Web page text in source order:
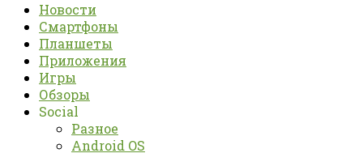
Новости
Смартфоны
Планшеты
Приложения
Игры
Обзоры
Social
Разное
Android OS